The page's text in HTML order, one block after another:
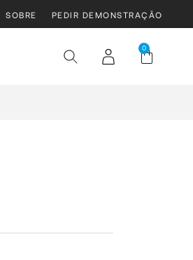
SOBRE PEDIR DEMONSTRAÇÃO
0